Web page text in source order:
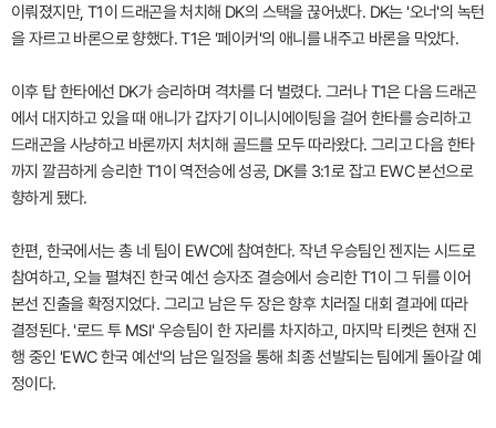
이뤄졌지만, T1이 드래곤을 처치해 DK의 스택을 끊어냈다. DK는 '오너'의 녹턴
을 자르고 바론으로 향했다. T1은 '페이커'의 애니를 내주고 바론을 막았다.
이후 탑 한타에선 DK가 승리하며 격차를 더 벌렸다. 그러나 T1은 다음 드래곤
에서 대지하고 있을 때 애니가 갑자기 이니시에이팅을 걸어 한타를 승리하고
드래곤을 사냥하고 바론까지 처치해 골드를 모두 따라왔다. 그리고 다음 한타
까지 깔끔하게 승리한 T1이 역전승에 성공, DK를 3:1로 잡고 EWC 본선으로
향하게 됐다.
한편, 한국에서는 총 네 팀이 EWC에 참여한다. 작년 우승팀인 젠지는 시드로
참여하고, 오늘 펼쳐진 한국 예선 승자조 결승에서 승리한 T1이 그 뒤를 이어
본선 진출을 확정지었다. 그리고 남은 두 장은 향후 치러질 대회 결과에 따라
결정된다. '로드 투 MSI' 우승팀이 한 자리를 차지하고, 마지막 티켓은 현재 진
행 중인 'EWC 한국 예선'의 남은 일정을 통해 최종 선발되는 팀에게 돌아갈 예
정이다.